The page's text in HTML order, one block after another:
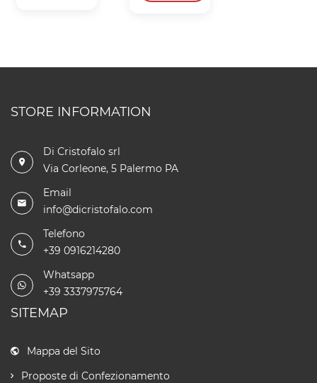
STORE INFORMATION
Di Cristofalo srl
Via Corleone, 5 Palermo PA
Email
info@dicristofalo.com
Telefono
+39 0916214280
Whatsapp
+39 3337975764
SITEMAP
Mappa del Sito
Proposte di Confezionamento